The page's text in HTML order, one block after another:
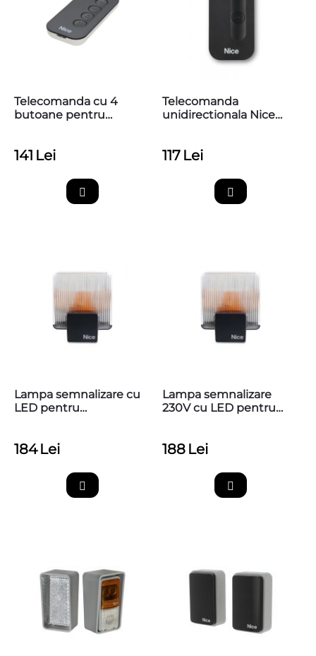
Telecomanda cu 4
butoane pentru
141 Lei
Telecomanda
unidirectionala Nice
117 Lei
Lampa semnalizare cu
LED pentru
184 Lei
Lampa semnalizare
230V cu LED pentru
188 Lei